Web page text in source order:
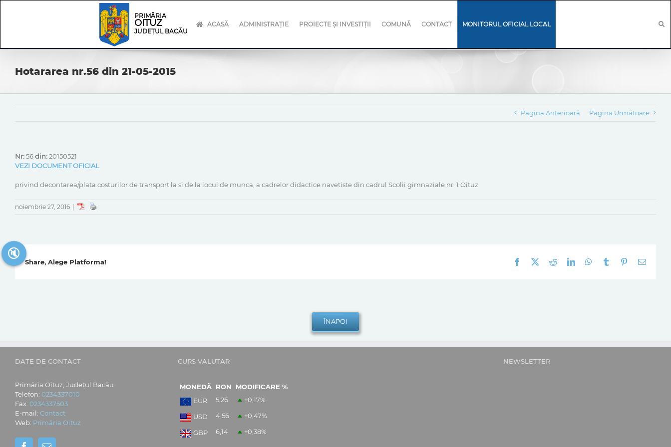
PRIMĂRIA
OITUZ
JUDEȚUL BACĂU
ACASĂ ADMINISTRAȚIE PROIECTE ȘI INVESTIȚII COMUNĂ CONTACT MONITORUL OFICIAL LOCAL
Hotararea nr.56 din 21-05-2015
Pagina Anterioară Pagina Următoare
Nr:56din:20150521
VEZI DOCUMENT OFICIAL
privind decontarea/plata costurilor de transport la si de la locul de munca, a cadrelor didactice navetiste din cadrul Scolii gimnaziale nr. 1 Oituz
noiembrie 27, 2016
Share, Alege Platforma! Facebook RedditLinkedInWhatsApp
Tumblr Pinterest
E-
DATE DE CONTACT
Primăria Oituz, Județul Bacău
Telefon: 0234337010
Fax: 0234337503
E-mail: Contact
Web: Primăria Oituz
CURS VALUTAR
MONEDĂ RON
MODIFICARE %
EUR
5,26 +0,17%
USD 4,56 +0,47%
GBP 6,14 +0,38%
NEWSLETTER
🔇